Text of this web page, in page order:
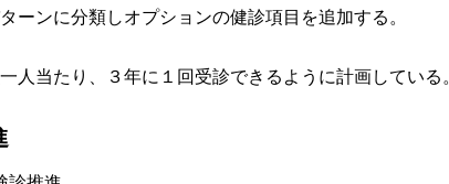
ーンに分類しオプションの健診項目を追加する。
人当たり、３年に１回受診できるように計画している。